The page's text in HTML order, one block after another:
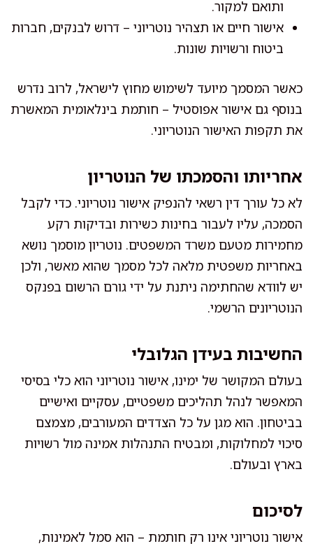
ותואם למקור.
אישור חיים או תצהיר נוטריוני – דרוש לבנקים, חברות
ביטוח ורשויות שונות.
כאשר המסמך מיועד לשימוש מחוץ לישראל, לרוב נדרש
בנוסף גם אישור אפוסטיל – חותמת בינלאומית המאשרת
את תקפות האישור הנוטריוני.
אחריותו והסמכתו של הנוטריון
לא כל עורך דין רשאי להנפיק אישור נוטריוני. כדי לקבל
הסמכה, עליו לעבור בחינות כשירות ובדיקות רקע
מחמירות מטעם משרד המשפטים. נוטריון מוסמך נושא
באחריות משפטית מלאה לכל מסמך שהוא מאשר, ולכן
יש לוודא שהחתימה ניתנת על ידי גורם הרשום בפנקס
הנוטריונים הרשמי.
החשיבות בעידן הגלובלי
בעולם המקושר של ימינו, אישור נוטריוני הוא כלי בסיסי
המאפשר לנהל תהליכים משפטיים, עסקיים ואישיים
בביטחון. הוא מגן על כל הצדדים המעורבים, מצמצם
סיכוי למחלוקות, ומבטיח התנהלות אמינה מול רשויות
בארץ ובעולם.
לסיכום
אישור נוטריוני אינו רק חותמת – הוא סמל לאמינות,